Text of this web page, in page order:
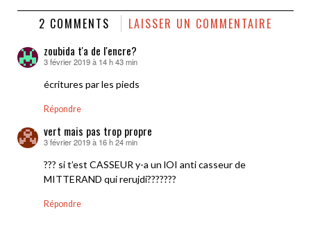
2 COMMENTS LAISSER UN COMMENTAIRE
zoubida t'a de l'encre?
dit :
3 février 2019 à 14 h 43 min
écritures par les pieds
Répondre
vert mais pas trop propre
dit :
3 février 2019 à 16 h 24 min
??? si t’est CASSEUR y-a un lOI anti casseur de
MITTERAND qui rerujdi???????
Répondre